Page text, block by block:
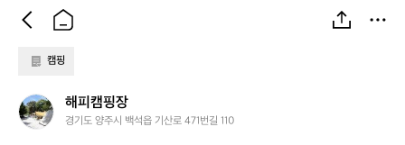
캠핑
해
피
해피캠핑장
경기도 양주시 백석읍 기산로 471번길 110